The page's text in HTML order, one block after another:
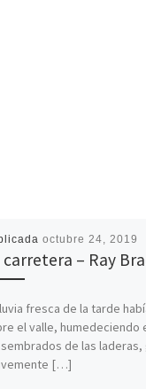
octubre 24, 2019
carretera – Ray
fresca de la tarde
el valle, humedeciendo
de las laderas,
[…]